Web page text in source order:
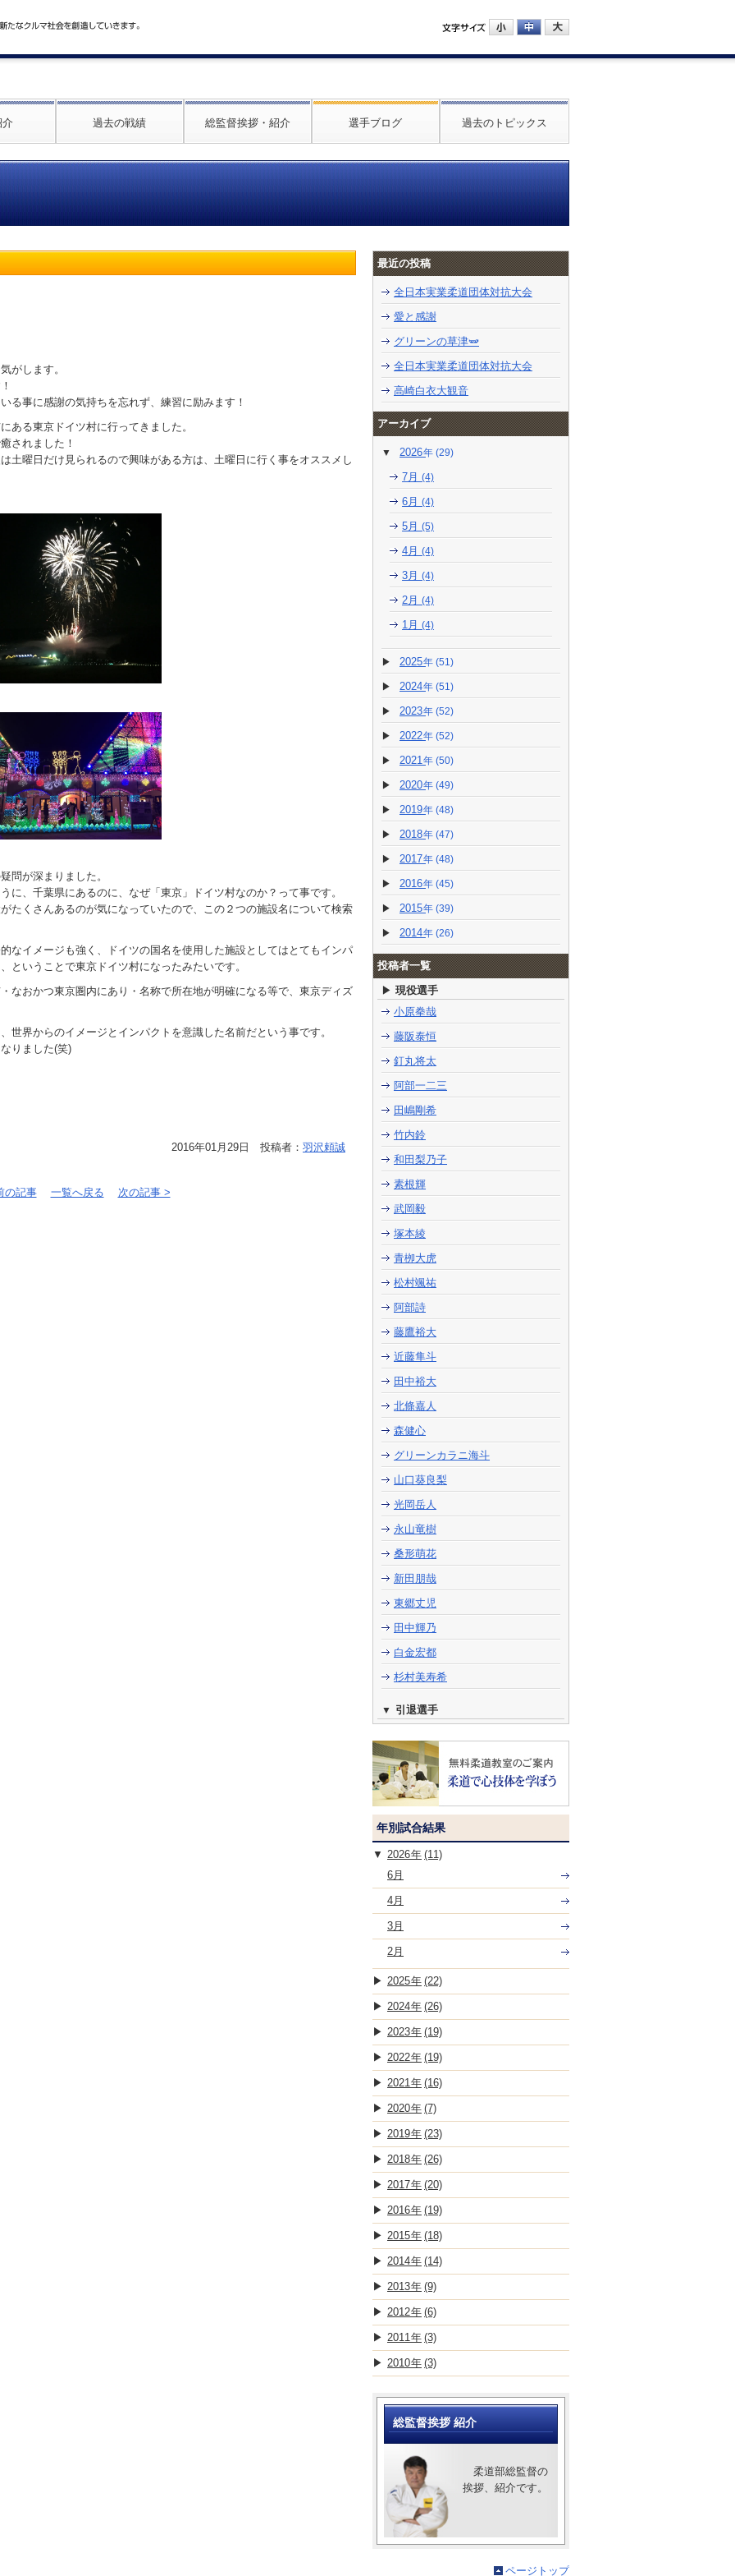
介 過去の戦績 総監督挨拶・紹介 選手ブログ 過去のトピックス
がします。
る事に感謝の気持ちを忘れず、練習に励みます！
ある東京ドイツ村に行ってきました。
されました！
土曜日だけ見られるので興味がある方は、土曜日に行く事をオススメし
問が深まりました。
に、千葉県にあるのに、なぜ「東京」ドイツ村なのか？って事です。
たくさんあるのが気になっていたので、この２つの施設名について検索
なイメージも強く、ドイツの国名を使用した施設としてはとてもインパ
ということで東京ドイツ村になったみたいです。
なおかつ東京圏内にあり・名称で所在地が明確になる等で、東京ディズ
世界からのイメージとインパクトを意識した名前だという事です。
りました(笑)
2016年01月29日 投稿者： 羽沢頼誠
の記事 一覧へ戻る 次の記事 >
最近の投稿
全日本実業柔道団体対抗大会
愛と感謝
グリーンの草津🫛
全日本実業柔道団体対抗大会
高崎白衣大観音
アーカイブ
2026 (29)
7月(4)
6月(4)
5月(5)
4月(4)
3月(4)
2月(4)
1月(4)
2025 (51)
2024 (51)
2023 (52)
2022 (52)
2021 (50)
2020 (49)
2019 (48)
2018 (47)
2017 (48)
2016 (45)
2015 (39)
2014 (26)
投稿者一覧
現役選手
小原拳哉
藤阪泰恒
釘丸将太
阿部一二三
田嶋剛希
竹内鈴
和田梨乃子
素根輝
武岡毅
塚本綾
青栁大虎
松村颯祐
阿部詩
藤鷹裕大
近藤隼斗
田中裕大
北條嘉人
森健心
グリーンカラニ海斗
山口葵良梨
光岡岳人
永山竜樹
桑形萌花
新田朋哉
東郷丈児
田中輝乃
白金宏都
杉村美寿希
引退選手
年別試合結果
2026
(11)
6月
4月
3月
2月
2025 (22)
2024 (26)
2023 (19)
2022 (19)
2021 (16)
2020 (7)
2019 (23)
2018 (26)
2017 (20)
2016 (19)
2015 (18)
2014 (14)
2013 (9)
2012 (6)
2011 (3)
2010 (3)
総監督挨拶 紹介
柔道部総監督の
挨拶、紹介です。
ページトップ